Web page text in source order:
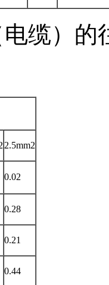
缆）的
2.5mm2
0.02
0.28
0.21
0.44